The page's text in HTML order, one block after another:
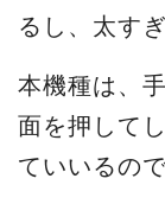
るし、太す
本機種は、
面を押して
ていいるの